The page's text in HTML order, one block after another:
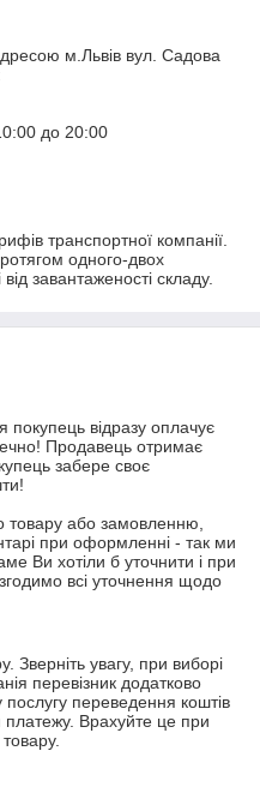
м.Львів вул. Садова
до 20:00
транспортної компанії.
одного-двох
завантаженості складу.
відразу оплачує
Продавець отримає
забере своє
товару або замовленню,
при оформленні - так ми
Ви хотіли б уточнити і при
всі уточнення щодо
Зверніть увагу, при виборі
перевізник додатково
переведення коштів
платежу. Врахуйте це при
товару.